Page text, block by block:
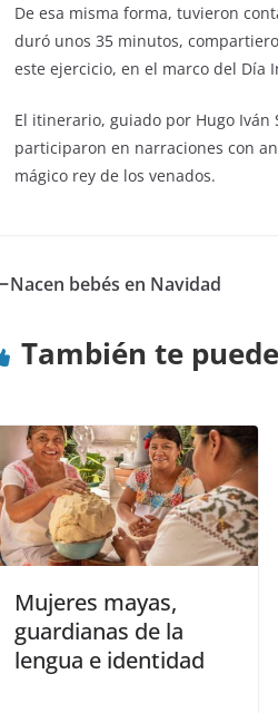
De esa misma forma, tuvieron
duró unos 35 minutos,
este ejercicio, en el marco del Día
El itinerario, guiado por Hugo Iván
participaron en narraciones con
mágico rey de los venados.
Nacen bebés en Navidad
También te
Mujeres mayas,
guardianas de la
lengua e identidad